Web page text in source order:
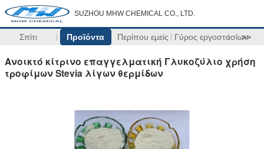
SUZHOU MHW CHEMICAL CO., LTD.
Σπίτι Προϊόντα Περίπου εμείς Γύρος εργοστασίων
>>
Ανοικτό κίτρινο επαγγελματική Γλυκοζύλιο χρήση
τροφίμων Stevia λίγων θερμίδων